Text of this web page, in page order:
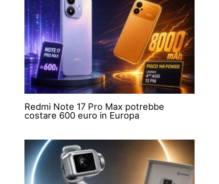
Redmi Note 17 Pro Max potrebbe
costare 600 euro in Europa